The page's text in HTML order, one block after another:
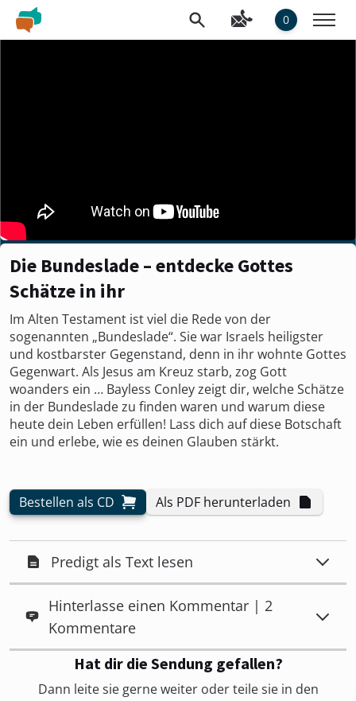
0
Die Bundeslade – entdecke Gottes
Schätze in ihr
Im Alten Testament ist viel die Rede von der
sogenannten „Bundeslade“. Sie war Israels heiligster
und kostbarster Gegenstand, denn in ihr wohnte Gottes
Gegenwart. Als Jesus am Kreuz starb, zog Gott
woanders ein … Bayless Conley zeigt dir, welche Schätze
in der Bundeslade zu finden waren und warum diese
heute dein Leben erfüllen! Lass dich auf diese Botschaft
ein und erlebe, wie es deinen Glauben stärkt.
Bestellen als CD Als PDF herunterladen
Predigt als Text lesen
Hinterlasse einen Kommentar | 2
Kommentare
Hat dir die Sendung gefallen?
Dann leite sie gerne weiter oder teile sie in den